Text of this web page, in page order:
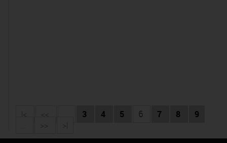
|< << 3 4 5 6 7 8
9
...
>> >|